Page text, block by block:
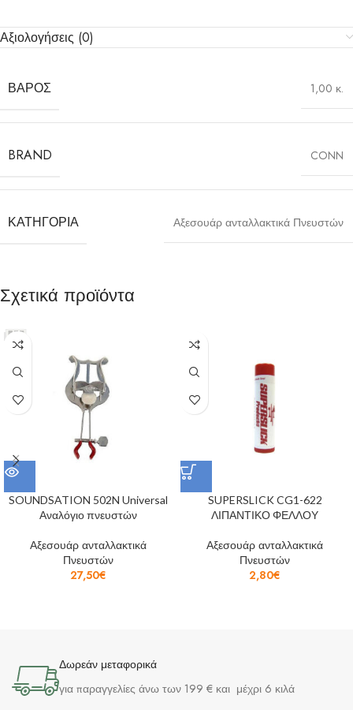
Αξιολογήσεις (0)
ΒΆΡΟΣ 1,00 κ.
BRAND CONN
ΚΑΤΗΓΟΡΊΑ Αξεσουάρ ανταλλακτικά Πνευστών
Σχετικά προϊόντα
SOUNDSATION 502N Universal
Αναλόγιο πνευστών
Αξεσουάρ ανταλλακτικά
Πνευστών
27,50€
SUPERSLICK CG1-622
ΛΙΠΑΝΤΙΚΟ ΦΕΛΛΟΥ
Αξεσουάρ ανταλλακτικά
Πνευστών
2,80€
Δωρεάν μεταφορικά
για παραγγελίες άνω των 199 € και μέχρι 6 κιλά